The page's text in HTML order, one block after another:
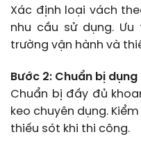
Xác định loại vách
nhu cầu sử dụng.
trường vận hành và
Bước 2: Chuẩn bị
Chuẩn bị đầy đủ
keo chuyên dụng.
thiếu sót khi thi công.